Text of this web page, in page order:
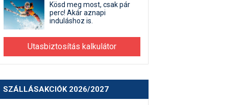
Kösd meg most, csak pár
perc! Akár aznapi
induláshoz is.
Utasbiztosítás kalkulátor
SZÁLLÁSAKCIÓK 2026/2027